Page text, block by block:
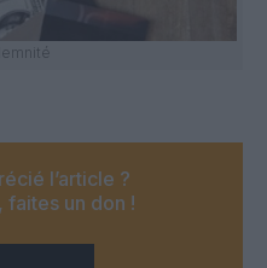
l’article ?
faites un don !